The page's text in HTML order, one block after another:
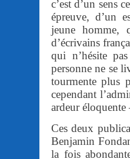
c’est d’un sens
épreuve, d’un
jeune homme,
d’écrivains
qui n’hésite
personne ne se
tourmente plus
cependant
ardeur éloquente
Ces deux
Benjamin
la fois